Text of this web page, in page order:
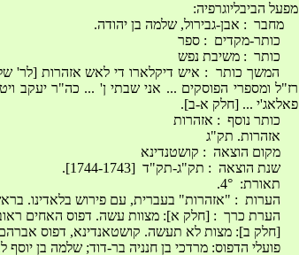
מפעל הביבליוגרפיה:
מחבר ‬ :‫ אבן-גבירול, שלמה בן יהודה. ‬
‫ כותר-מקדים ‬ :‫ ספר ‬
‫ כותר ‬ :‫ משיבת נפש ‬
המשך כותר ‬ :‫ איש דיקלארו די לאש אזהרות [לר'
רז"ל ומספרי הפוסקים ... אני שבתי ן' ... כה"ר יעקב
פאלאג'י ... [חלק א-ב]. ‬
‫ כותר נוסף ‬ :‫ אזהרות ‬
‫ אזהרות. תק"ג ‬
‫ מקום הוצאה ‬ :‫ קושטנדינא ‬
‫ שנת הוצאה ‬ :‫ תק"ג-תק"ד ‬ [1744-1743].
‫ תאורת: ‬ 4°.
הערות ‬ :‫ "אזהרות" בעברית, עם פירוש בלאדינו.
הערת כרך ‬ :‫ [חלק א]: מצוות עשה. דפוס האחים
[חלק ב]: מצות לא תעשה. קושטאנדינא, דפוס
פועלי הדפוס: מרדכי בן חנניה בר-דוד; שלמה בן יוסף